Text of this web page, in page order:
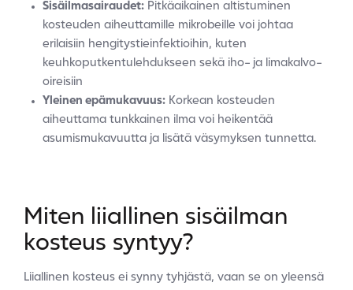
Sisäilmasairaudet: Pitkäaikainen altistuminen
kosteuden aiheuttamille mikrobeille voi johtaa
erilaisiin hengitystieinfektioihin, kuten
keuhkoputkentulehdukseen sekä iho- ja limakalvo-
oireisiin
Yleinen epämukavuus: Korkean kosteuden
aiheuttama tunkkainen ilma voi heikentää
asumismukavuutta ja lisätä väsymyksen tunnetta.
Miten liiallinen sisäilman
kosteus syntyy?
Liiallinen kosteus ei synny tyhjästä, vaan se on yleensä